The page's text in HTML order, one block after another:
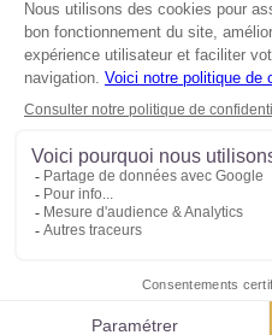
Conditions de vente
Politique en matière de
Politique d'utilisation des
Préférences cookies